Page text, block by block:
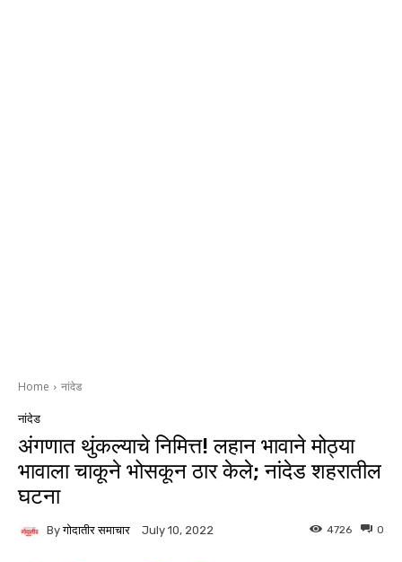
Home नांदेड
नांदेड
अंगणात थुंकल्याचे निमित्त! लहान भावाने मोठ्या
भावाला चाकूने भोसकून ठार केले; नांदेड शहरातील
घटना
By गोदातीर समाचार July 10, 2022 0
4726